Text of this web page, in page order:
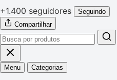
+1.400 seguidores
Seguindo
Compartilhar
Menu Categorias